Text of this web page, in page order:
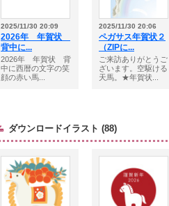
2025/11/30 20:09
2026年 年賀状
背中に...
2026年 年賀状 背
中に西暦の文字の笑
顔の赤い馬...
2025/11/30 20:06
ペガサス年賀状２
（ZIPに...
ご来訪ありがとうご
ざいます。空駆ける
天馬。★年賀状...
ダウンロードイラスト (88)